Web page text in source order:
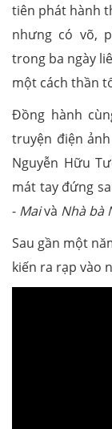
tiên phát hành
nhưng có võ,
trong ba ngày
một cách thần
Đồng hành
truyện điện
Nguyễn Hữu
mát tay đứng
- Maivà Nhà bà
Sau gần một
kiến ra rạp vào